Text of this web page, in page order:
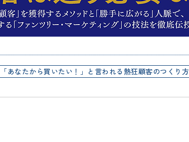
「あなたから買いたい！」と言われる熱狂顧客のつくり方